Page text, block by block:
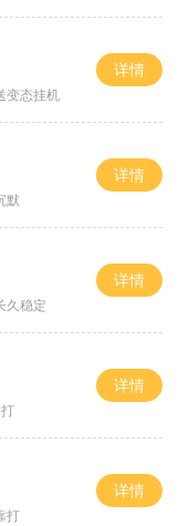
变态挂机
详情
默
详情
久稳定
详情
详情
打
详情